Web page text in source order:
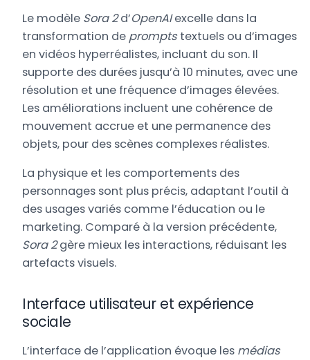
Le modèle Sora 2d’OpenAIexcelle dans la
transformation de prompts textuels ou d’images
en vidéos hyperréalistes, incluant du son. Il
supporte des durées jusqu’à 10 minutes, avec une
résolution et une fréquence d’images élevées.
Les améliorations incluent une cohérence de
mouvement accrue et une permanence des
objets, pour des scènes complexes réalistes.
La physique et les comportements des
personnages sont plus précis, adaptant l’outil à
des usages variés comme l’éducation ou le
marketing. Comparé à la version précédente,
Sora 2gère mieux les interactions, réduisant les
artefacts visuels.
Interface utilisateur et expérience
sociale
L’interface de l’application évoque les médias